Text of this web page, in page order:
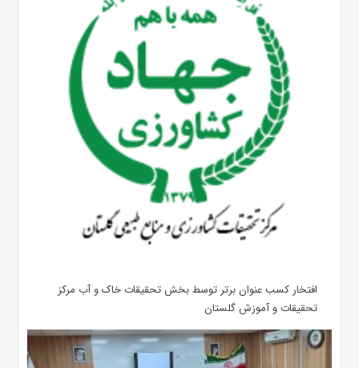
افتخار کسب عنوان برتر توسط بخش تحقیقات خاک و آب مرکز
تحقیقات و آموزش گلستان